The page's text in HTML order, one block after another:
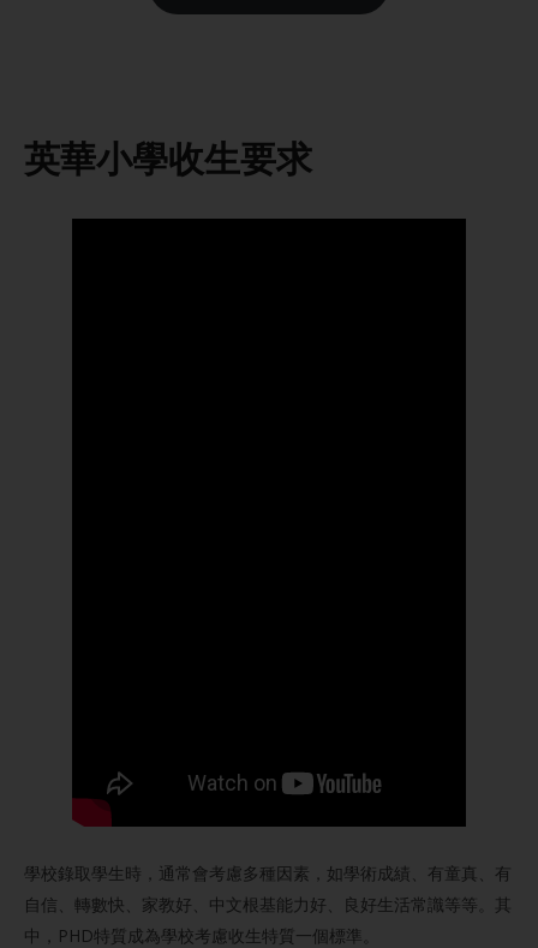
英華小學收生要求
學校錄取學生時，通常會考慮多種因素，如學術成績、有童真、有
自信、轉數快、家教好、中文根基能力好、良好生活常識等等。其
中，PHD特質成為學校考慮收生特質一個標準。